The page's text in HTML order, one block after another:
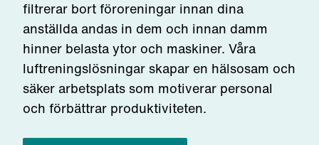
filtrerar bort föroreningar innan dina
anställda andas in dem och innan damm
hinner belasta ytor och maskiner. Våra
luftreningslösningar skapar en hälsosam och
säker arbetsplats som motiverar personal
och förbättrar produktiviteten.